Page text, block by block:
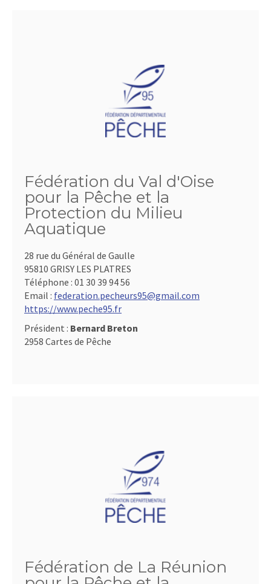
Fédération du Val d'Oise
pour la Pêche et la
Protection du Milieu
Aquatique
28 rue du Général de Gaulle
95810 GRISY LES PLATRES
Téléphone : 01 30 39 94 56
Email : federation.pecheurs95@gmail.com
https://www.peche95.fr
Président : Bernard Breton
2958 Cartes de Pêche
Fédération de La Réunion